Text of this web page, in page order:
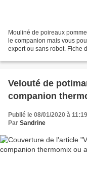
Mouliné de poireaux
le companion mais vous
expert ou sans robot. Fiche
Velouté de
companion
Publié le 08/01/2020 à 11:19
Par Sandrine